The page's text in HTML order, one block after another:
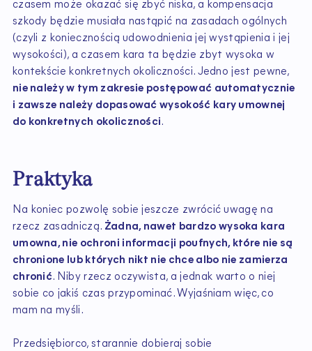
czasem może okazać się zbyć niska, a kompensacja
szkody będzie musiała nastąpić na zasadach ogólnych
(czyli z koniecznością udowodnienia jej wystąpienia i jej
wysokości), a czasem kara ta będzie zbyt wysoka w
kontekście konkretnych okoliczności. Jedno jest pewne,
nie należy w tym zakresie postępować automatycznie
i zawsze należy dopasować wysokość kary umownej
do konkretnych okoliczności.
Praktyka
Na koniec pozwolę sobie jeszcze zwrócić uwagę na
rzecz zasadniczą. Żadna, nawet bardzo wysoka kara
umowna, nie ochroni informacji poufnych, które nie są
chronione lub których nikt nie chce albo nie zamierza
chronić. Niby rzecz oczywista, a jednak warto o niej
sobie co jakiś czas przypominać. Wyjaśniam więc, co
mam na myśli.
Przedsiębiorco, starannie dobieraj sobie